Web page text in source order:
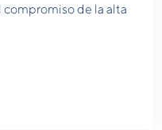
de la alta